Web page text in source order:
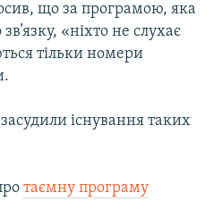
що за програмою, яка
«ніхто не слухає
тільки номери
існування таких
таємну програму